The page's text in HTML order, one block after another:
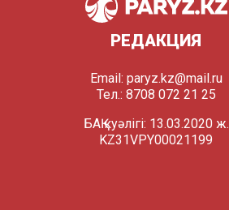
РЕДАКЦИЯ
Email: paryz.kz@mail.ru
Тел.: 8708 072 21 25
БАҚ куәлігі: 13.03.2020 ж.
KZ31VPY00021199